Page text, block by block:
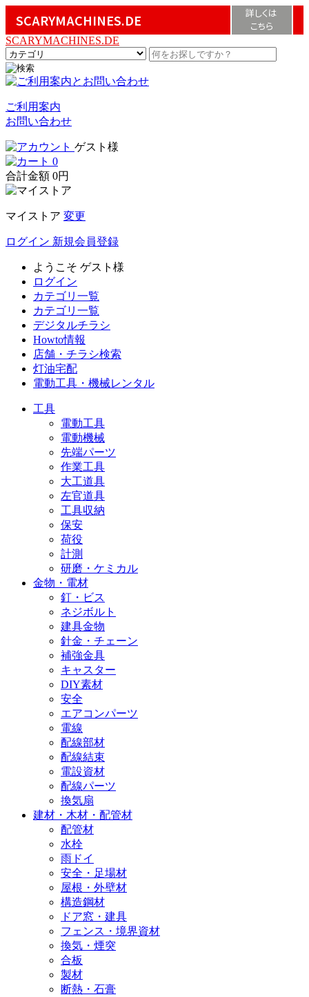
SCARYMACHINES.DE
詳しくは
こちら
SCARYMACHINES.DE
ご利用案内
お問い合わせ
ゲスト様
0
合計金額 0円
マイストア 変更
ログイン 新規会員登録
ようこそ ゲスト様
ログイン
カテゴリ一覧
カテゴリ一覧
デジタルチラシ
Howto情報
店舗・チラシ検索
灯油宅配
電動工具・機械レンタル
工具
電動工具
電動機械
先端パーツ
作業工具
大工道具
左官道具
工具収納
保安
荷役
計測
研磨・ケミカル
金物・電材
釘・ビス
ネジボルト
建具金物
針金・チェーン
補強金具
キャスター
DIY素材
安全
エアコンパーツ
電線
配線部材
配線結束
電設資材
配線パーツ
換気扇
建材・木材・配管材
配管材
水栓
雨ドイ
安全・足場材
屋根・外壁材
構造鋼材
ドア窓・建具
フェンス・境界資材
換気・煙突
合板
製材
断熱・石膏